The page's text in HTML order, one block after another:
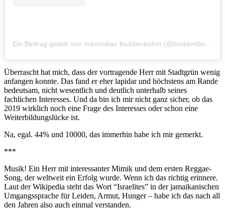
Überrascht hat mich, dass der vortragende Herr mit Stadtgrün wenig
anfangen konnte. Das fand er eher lapidar und höchstens am Rande
bedeutsam, nicht wesentlich und deutlich unterhalb seines
fachlichen Interesses. Und da bin ich mir nicht ganz sicher, ob das
2019 wirklich noch eine Frage des Interesses oder schon eine
Weiterbildungslücke ist.
Na, egal. 44% und 10000, das immerhin habe ich mir gemerkt.
***
Musik! Ein Herr mit interessanter Mimik und dem ersten Reggae-
Song, der weltweit ein Erfolg wurde. Wenn ich das richtig erinnere.
Laut der Wikipedia steht das Wort “Israelites” in der jamaikanischen
Umgangssprache für Leiden, Armut, Hunger – habe ich das nach all
den Jahren also auch einmal verstanden.